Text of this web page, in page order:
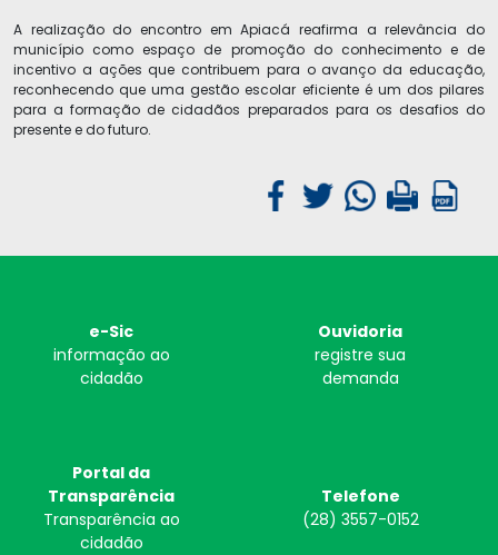
A realização do encontro em Apiacá reafirma a relevância do
município como espaço de promoção do conhecimento e de
incentivo a ações que contribuem para o avanço da educação,
reconhecendo que uma gestão escolar eficiente é um dos pilares
para a formação de cidadãos preparados para os desafios do
presente e do futuro.
e-Sic
informação ao
cidadão
Ouvidoria
registre sua
demanda
Portal da
Transparência
Transparência ao
cidadão
Telefone
(28) 3557-0152